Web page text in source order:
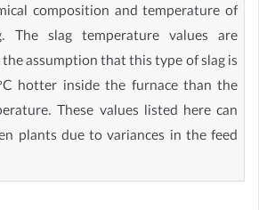
composition and temperature of
The slag temperature values are
assumption that this type of slag is
hotter inside the furnace than the
These values listed here can
plants due to variances in the feed